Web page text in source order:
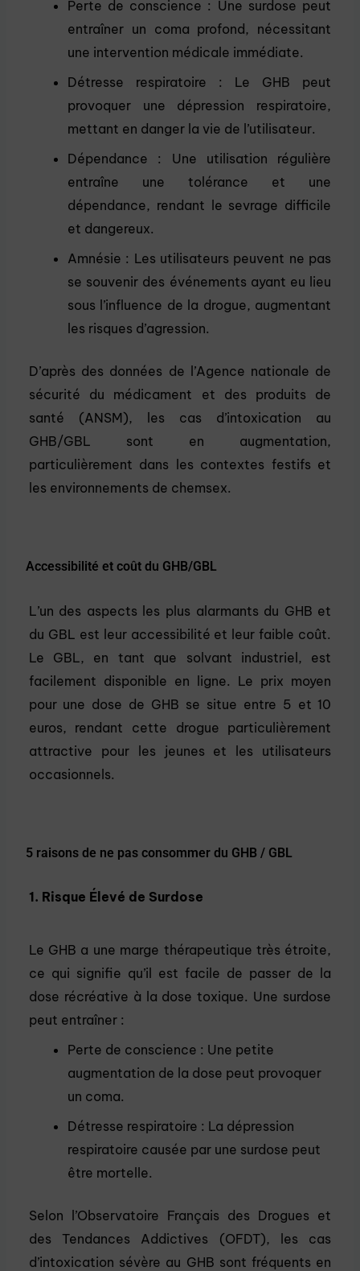
Perte de conscience : Une surdose peut
entraîner un coma profond, nécessitant
une intervention médicale immédiate.
Détresse respiratoire : Le GHB peut
provoquer une dépression respiratoire,
mettant en danger la vie de l’utilisateur.
Dépendance : Une utilisation régulière
entraîne une tolérance et une
dépendance, rendant le sevrage difficile
et dangereux.
Amnésie : Les utilisateurs peuvent ne pas
se souvenir des événements ayant eu lieu
sous l’influence de la drogue, augmentant
les risques d’agression.
D’après des données de l’Agence nationale de
sécurité du médicament et des produits de
santé (ANSM), les cas d’intoxication au
GHB/GBL sont en augmentation,
particulièrement dans les contextes festifs et
les environnements de chemsex.
Accessibilité et coût du GHB/GBL
L’un des aspects les plus alarmants du GHB et
du GBL est leur accessibilité et leur faible coût.
Le GBL, en tant que solvant industriel, est
facilement disponible en ligne. Le prix moyen
pour une dose de GHB se situe entre 5 et 10
euros, rendant cette drogue particulièrement
attractive pour les jeunes et les utilisateurs
occasionnels.
5 raisons de ne pas consommer du GHB / GBL
1. Risque Élevé de Surdose
Le GHB a une marge thérapeutique très étroite,
ce qui signifie qu’il est facile de passer de la
dose récréative à la dose toxique. Une surdose
peut entraîner :
Perte de conscience : Une petite
augmentation de la dose peut provoquer
un coma.
Détresse respiratoire : La dépression
respiratoire causée par une surdose peut
être mortelle.
Selon l’Observatoire Français des Drogues et
des Tendances Addictives (OFDT), les cas
d’intoxication sévère au GHB sont fréquents en